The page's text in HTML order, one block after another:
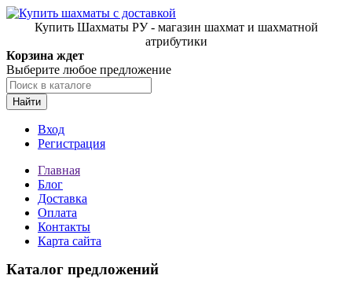
Купить Шахматы РУ - магазин шахмат и шахматной
атрибутики
Корзина ждет
Выберите любое предложение
Найти
Вход
Регистрация
Главная
Блог
Доставка
Оплата
Контакты
Карта сайта
Каталог предложений